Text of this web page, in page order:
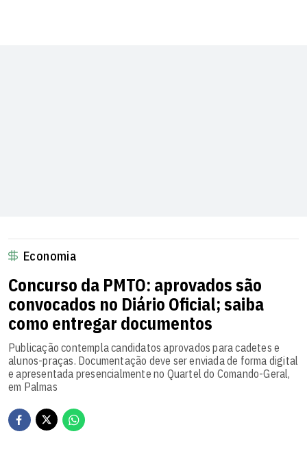
Economia
Concurso da PMTO: aprovados são
convocados no Diário Oficial; saiba
como entregar documentos
Publicação contempla candidatos aprovados para cadetes e
alunos-praças. Documentação deve ser enviada de forma digital
e apresentada presencialmente no Quartel do Comando-Geral,
em Palmas